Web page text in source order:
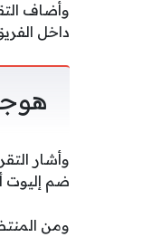
وأضاف
داخل
وأشار
ضم إليوت
ومن